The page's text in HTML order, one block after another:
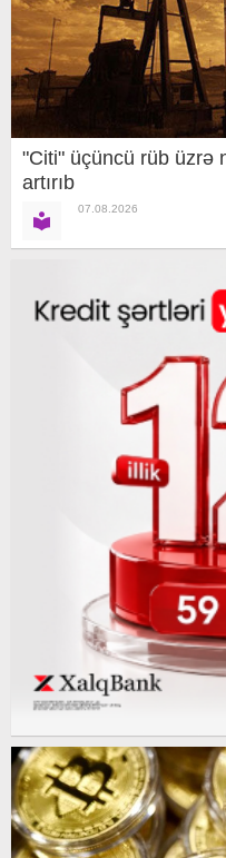
"Citi" üçüncü rüb üzrə
artırıb
07.08.2026